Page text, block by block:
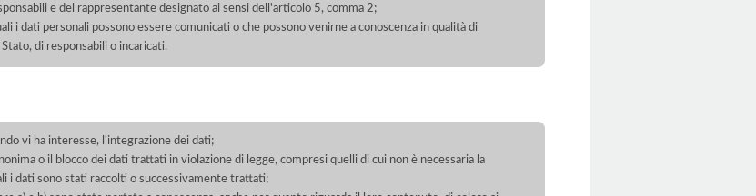
e del rappresentante designato ai sensi dell'articolo 5, comma 2;
i dati personali possono essere comunicati o che possono venirne a conoscenza in qualità di
di responsabili o incaricati.
vi ha interesse, l'integrazione dei dati;
o il blocco dei dati trattati in violazione di legge, compresi quelli di cui non è necessaria la
i dati sono stati raccolti o successivamente trattati;